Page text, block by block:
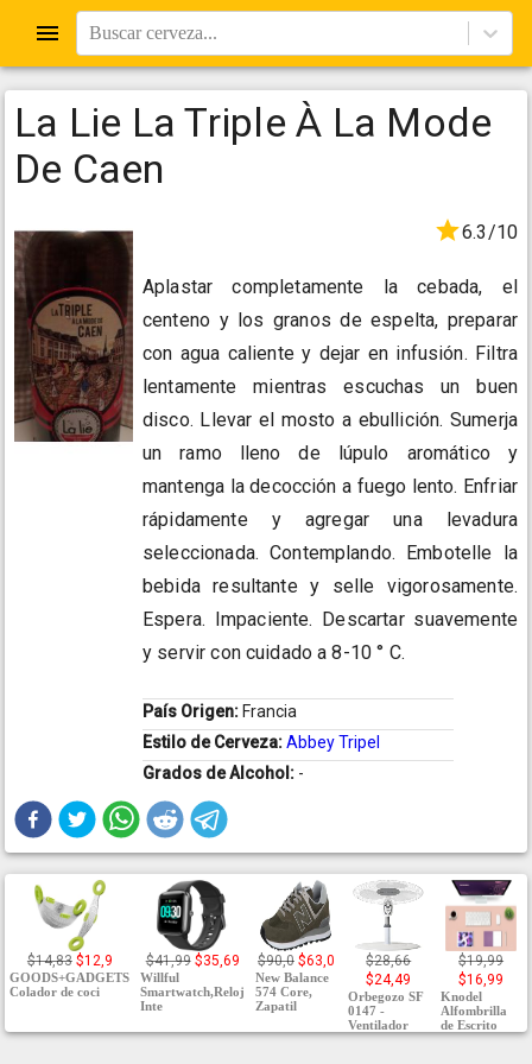
Buscar cerveza...
La Lie La Triple À La Mode
De Caen
6.3/10
Aplastar completamente la cebada, el
centeno y los granos de espelta, preparar
con agua caliente y dejar en infusión. Filtra
lentamente mientras escuchas un buen
disco. Llevar el mosto a ebullición. Sumerja
un ramo lleno de lúpulo aromático y
mantenga la decocción a fuego lento. Enfriar
rápidamente y agregar una levadura
seleccionada. Contemplando. Embotelle la
bebida resultante y selle vigorosamente.
Espera. Impaciente. Descartar suavemente
y servir con cuidado a 8-10 ° C.
País Origen: Francia
Estilo de Cerveza:Abbey Tripel
Grados de Alcohol: -
$14,83 $12,9
GOODS+GADGETS
Colador de coci
$41,99 $35,69
Willful
Smartwatch,Reloj
Inte
$90,0 $63,0
New Balance
574 Core,
Zapatil
$28,66
$24,49
Orbegozo SF
0147 -
Ventilador
$19,99
$16,99
Knodel
Alfombrilla
de Escrito